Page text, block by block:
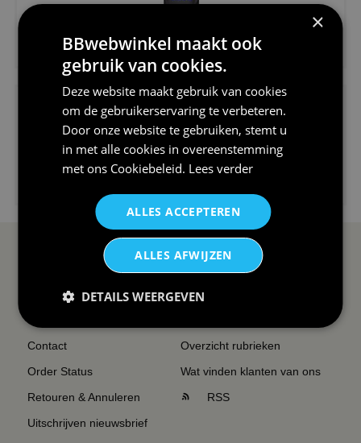
€24,95
€24,95
SERVICE EN INFO
Reviews
Contact
Order Status
Retouren & Annuleren
Uitschrijven nieuwsbrief
OVERZICHT
Sitemapping
Overzicht rubrieken
Wat vinden klanten van ons
RSS
×
BBwebwinkel maakt ook
gebruik van cookies.
Deze website maakt gebruik van cookies
om de gebruikerservaring te verbeteren.
Door onze website te gebruiken, stemt u
in met alle cookies in overeenstemming
met ons Cookiebeleid. Lees verder
ALLES ACCEPTEREN
ALLES AFWIJZEN
DETAILS WEERGEVEN